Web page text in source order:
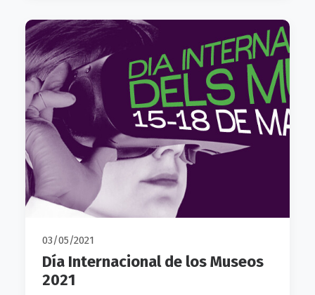
03/05/2021
Día Internacional de los Museos
2021